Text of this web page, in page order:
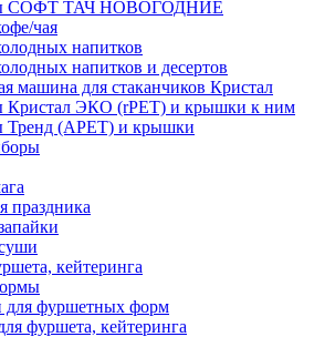
СОФТ ТАЧ НОВОГОДНИЕ
чая
напитков
напитков и десертов
машина для стаканчиков Кристал
Кристал ЭКО (rPET) и крышки к ним
Тренд (APET) и крышки
праздника
кейтеринга
для фуршетных форм
фуршета, кейтеринга